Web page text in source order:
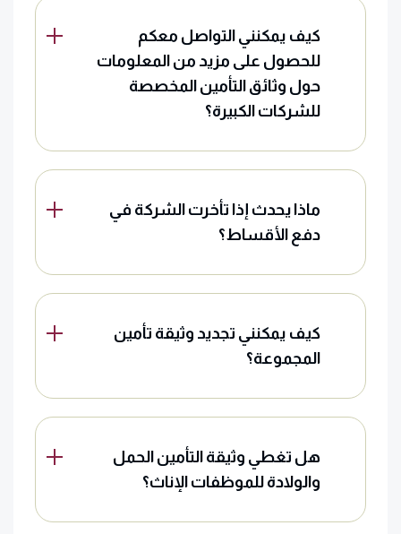
كيف يمكنني التواصل معكم
للحصول على مزيد من المعلومات
حول وثائق التأمين المخصصة
للشركات الكبيرة؟
ماذا يحدث إذا تأخرت الشركة في
دفع الأقساط؟
كيف يمكنني تجديد وثيقة تأمين
المجموعة؟
هل تغطي وثيقة التأمين الحمل
والولادة للموظفات الإناث؟